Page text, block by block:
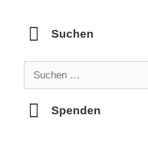
Suchen
Spenden